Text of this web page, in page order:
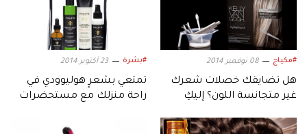
#مكياج 08 نوفمبر 2014
هل تضايقك خصلات شعرك
غير متجانسة اللون؟ إليكِ
#بشرة 23 أكتوبر 2014
تمتعي بشعرٍ هوليوودي في
راحة منزلك مع مستحضرات